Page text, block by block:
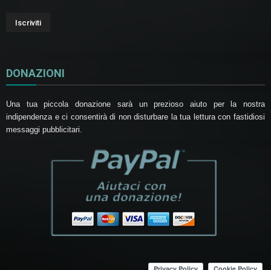
DONAZIONI
Una tua piccola donazione sarà un prezioso aiuto per la nostra
indipendenza e ci consentirà di non disturbare la tua lettura con fastidiosi
messaggi pubblicitari.